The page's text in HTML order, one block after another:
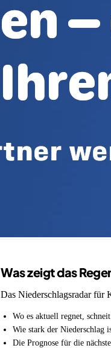
Was zeigt das
Das Niederschlagsradar für
Wo es aktuell regnet,
Wie stark der Niederschlag
Die Prognose für die